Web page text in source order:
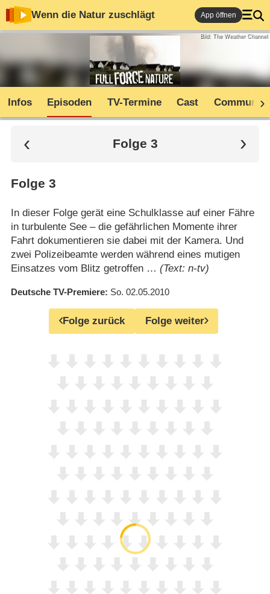
Wenn die Natur zuschlägt App öffnen
Bild: The Weather Channel
Infos Episoden TV-Termine Cast Community
Folge 3
Folge 3
In dieser Folge gerät eine Schulklasse auf einer Fähre
in turbulente See – die gefährlichen Momente ihrer
Fahrt dokumentieren sie dabei mit der Kamera. Und
zwei Polizeibeamte werden während eines mutigen
Einsatzes vom Blitz getroffen … (Text: n-tv)
Deutsche TV-Premiere So. 02.05.2010
Folge zurück Folge weiter